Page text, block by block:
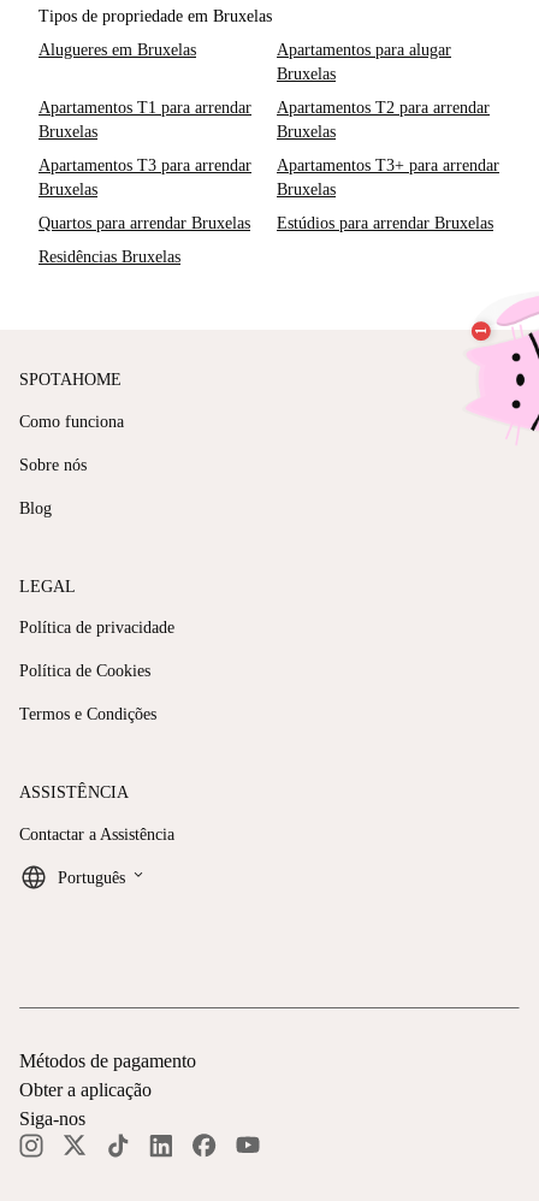
Tipos de propriedade em Bruxelas
Alugueres em Bruxelas
Apartamentos para alugar
Bruxelas
Apartamentos T1 para arrendar
Bruxelas
Apartamentos T2 para arrendar
Bruxelas
Apartamentos T3 para arrendar
Bruxelas
Apartamentos T3+ para arrendar
Bruxelas
Quartos para arrendar Bruxelas
Estúdios para arrendar Bruxelas
Residências Bruxelas
SPOTAHOME
Como funciona
Sobre nós
Blog
LEGAL
Política de privacidade
Política de Cookies
Termos e Condições
ASSISTÊNCIA
Contactar a Assistência
Português keyboard_arrow_down
Métodos de pagamento
Obter a aplicação
Siga-nos